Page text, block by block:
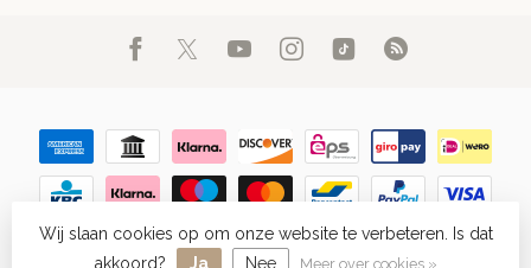
© Copyright 2026 FIGHT.NL - Powered byLightspeed-Lightspeed
design
byDyvelopment
Wij slaan cookies op om onze website te verbeteren. Is dat
akkoord?
Ja Nee Meer over cookies »